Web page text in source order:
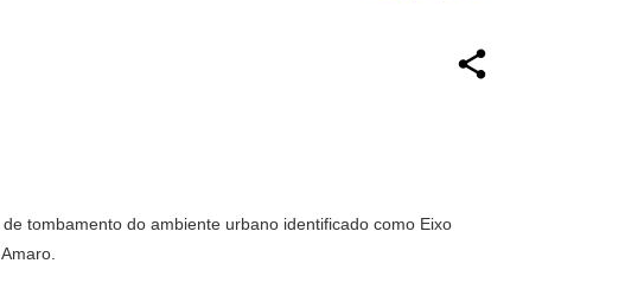
tombamento do ambiente urbano identificado como Eixo